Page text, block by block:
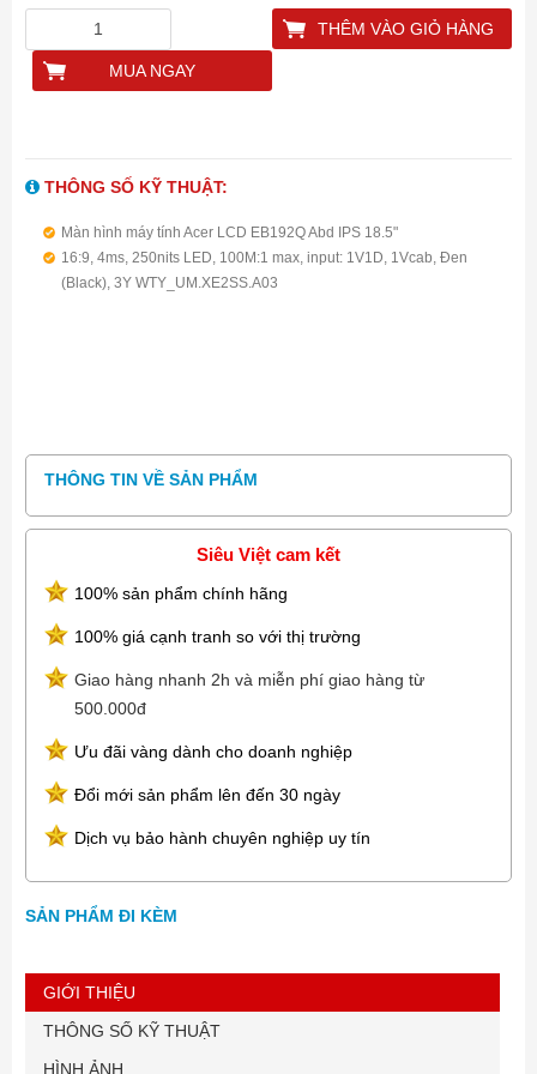
THÊM VÀO GIỎ HÀNG
MUA NGAY
THÔNG SỐ KỸ THUẬT:
Màn hình máy tính Acer LCD EB192Q Abd IPS 18.5"
16:9, 4ms, 250nits LED, 100M:1 max, input: 1V1D, 1Vcab, Đen
(Black), 3Y WTY_UM.XE2SS.A03
THÔNG TIN VỀ SẢN PHẨM
Siêu Việt cam kết
100% sản phẩm chính hãng
100% giá cạnh tranh so với thị trường
Giao hàng nhanh 2h và miễn phí giao hàng từ
500.000đ
Ưu đãi vàng dành cho doanh nghiệp
Đổi mới sản phẩm lên đến 30 ngày
Dịch vụ bảo hành chuyên nghiệp uy tín
SẢN PHẨM ĐI KÈM
GIỚI THIỆU
THÔNG SỐ KỸ THUẬT
HÌNH ẢNH